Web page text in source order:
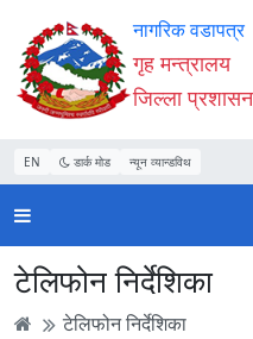
Accessibility
Mode
सुरु
गर्नुहोस्
सामाग्री
पढ्नुहाेस्
नेभिगेसन
पढ्नुहाेस्
वेबसाइट
खोजमा
जानुहोस्
नागरिक वडापत्र
गृह मन्त्रालय
जिल्ला
EN डार्क मोड न्यून व्यान्डविथ
टेलिफोन निर्देशिका
टेलिफोन निर्देशिका